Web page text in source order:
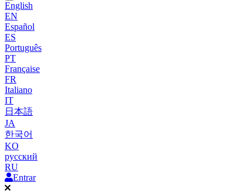
English
EN
Español
ES
Português
PT
Française
FR
Italiano
IT
日本語
JA
한국어
KO
русский
RU
Entrar